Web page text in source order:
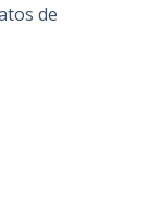
de